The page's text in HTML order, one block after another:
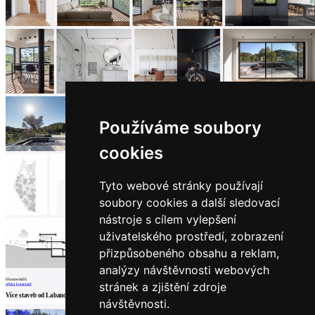
Používáme soubory
cookies
Tyto webové stránky používají
soubory cookies a další sledovací
nástroje s cílem vylepšení
uživatelského prostředí, zobrazení
přizpůsobeného obsahu a reklam,
analýzy návštěvnosti webových
stránek a zjištění zdroje
návštěvnosti.
0komentářů
přidat komentář
Více staveb odLabanc.Studio
Dom Molló
architektů
Katalog
dodavatelů
Vložit
inzerát
do
burzy
práce
Newsletter
Přihlaste se k odběru našeho pravidelného
týdenního newsletteru:
Fill in „nospam“
© Archiweb, s.r.o. 1997-2026
ISSN: 1801-3902